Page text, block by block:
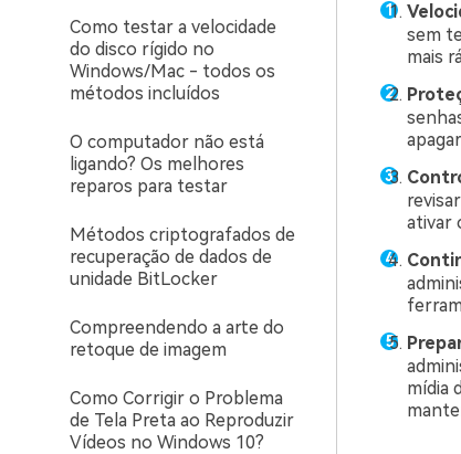
Como testar a velocidade
do disco rígido no
Windows/Mac - todos os
métodos incluídos
O computador não está
ligando? Os melhores
reparos para testar
Métodos criptografados de
recuperação de dados de
unidade BitLocker
Compreendendo a arte do
retoque de imagem
Como Corrigir o Problema
de Tela Preta ao Reproduzir
Vídeos no Windows 10?
sem
mais
ativar
mídia